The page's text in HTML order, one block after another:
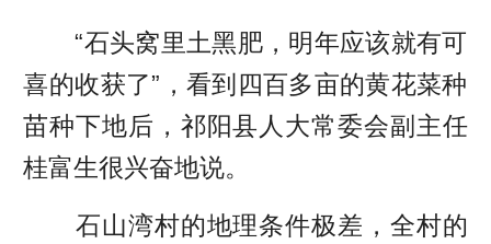
“石头窝里土黑肥，明年应该就有可
喜的收获了”，看到四百多亩的黄花菜种
苗种下地后，祁阳县人大常委会副主任
桂富生很兴奋地说。
石山湾村的地理条件极差，全村的